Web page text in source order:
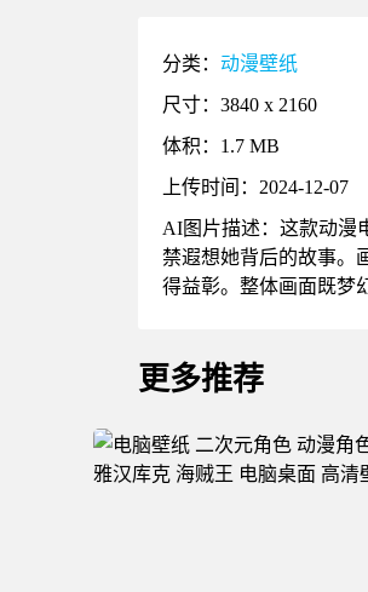
分类：动漫壁纸
尺寸：3840 x 2160
体积：1.7 MB
上传时间：2024-12-07
AI图片描述：这款动漫
禁遐想她背后的故事。
得益彰。整体画面既梦
更多推荐